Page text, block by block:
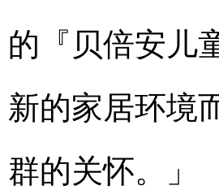
的『贝倍安儿
新的家居环境
群的关怀。」